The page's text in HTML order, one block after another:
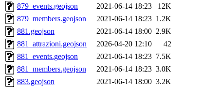
879_events.geojson
2021-06-14 18:23
12K
879_members.geojson
2021-06-14 18:23 1.2K
881.geojson
2021-06-14 18:00 2.9K
881_attrazioni.geojson
2026-04-20 12:10
42
881_events.geojson
2021-06-14 18:23 7.5K
881_members.geojson
2021-06-14 18:23 3.0K
883.geojson
2021-06-14 18:00 3.2K